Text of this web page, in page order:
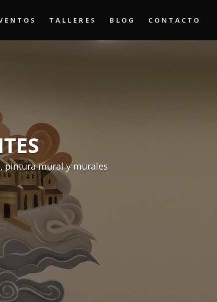
TALLERES BLOG CONTACTO
pintura mural y murales